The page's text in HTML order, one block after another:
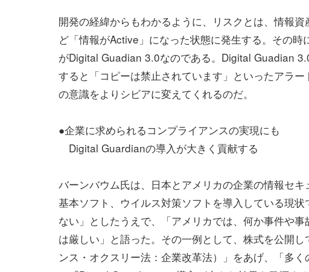
開発の経緯からもわかるように、リスクとは、情報
ど「情報がActive」になった状態に発生する。その
がDigital Guadian 3.0なのである。Digital Guadian
すると「コピーは禁止されています」といったアラ
の意識をよりシビアに変えてくれるのだ。
●企業に求められるコンプライアンスの実現にも
Digital Guardianの導入が大きく貢献する
バーンバウム氏は、日本とアメリカの企業の情報セ
基本ソフト、ウイルス対策ソフトを導入している現
ない」としたうえで、「アメリカでは、何か事件や
は厳しい」と語った。その一例として、株式を公開
ンス・オクスリー法：企業改革法）」をあげ、「多